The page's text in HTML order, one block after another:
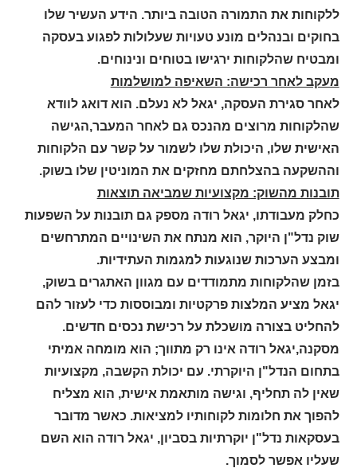
ללקוחות את התמורה הטובה ביותר. הידע העשיר שלו
בחוקים ובנהלים מונע טעויות שעלולות לפגוע בעסקה
ומבטיח שהלקוחות ירגישו בטוחים ונינוחים.
מעקב לאחר רכישה: השאיפה למושלמות
לאחר סגירת העסקה, יגאל לא נעלם. הוא דואג לוודא
שהלקוחות מרוצים מהנכס גם לאחר המעבר,הגישה
האישית שלו, היכולת שלו לשמור על קשר עם הלקוחות
וההשקעה בהצלחתם מחזקים את המוניטין שלו בשוק.
תובנות מהשוק: מקצועיות שמביאה תוצאות
כחלק מעבודתו, יגאל רודה מספק גם תובנות על השפעות
שוק נדל"ן היוקר, הוא מנתח את השינויים המתרחשים
ומבצע הערכות שנוגעות למגמות העתידיות.
בזמן שהלקוחות מתמודדים עם מגוון האתגרים בשוק,
יגאל מציע המלצות פרקטיות ומבוססות כדי לעזור להם
להחליט בצורה מושכלת על רכישת נכסים חדשים.
מסקנה,יגאל רודה אינו רק מתווך; הוא מומחה אמיתי
בתחום הנדל"ן היוקרתי. עם יכולת הקשבה, מקצועיות
שאין לה תחליף, וגישה מותאמת אישית, הוא מצליח
להפוך את חלומות לקוחותיו למציאות. כאשר מדובר
בעסקאות נדל"ן יוקרתיות בסביון, יגאל רודה הוא השם
שעליו אפשר לסמוך.